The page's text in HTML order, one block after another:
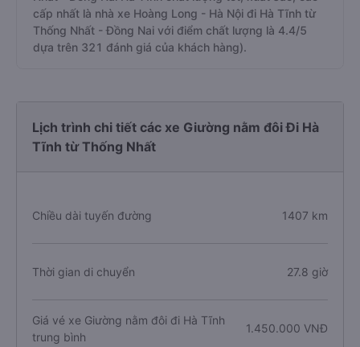
cấp nhất là nhà xe Hoàng Long - Hà Nội đi Hà Tĩnh từ
Thống Nhất - Đồng Nai với điểm chất lượng là 4.4/5
dựa trên 321 đánh giá của khách hàng).
Lịch trình chi tiết các xe Giường nằm đôi Đi Hà
Tĩnh từ Thống Nhất
Chiều dài tuyến đường 1407 km
Thời gian di chuyển 27.8 giờ
Giá vé xe Giường nằm đôi đi Hà Tĩnh
trung bình
1.450.000 VNĐ